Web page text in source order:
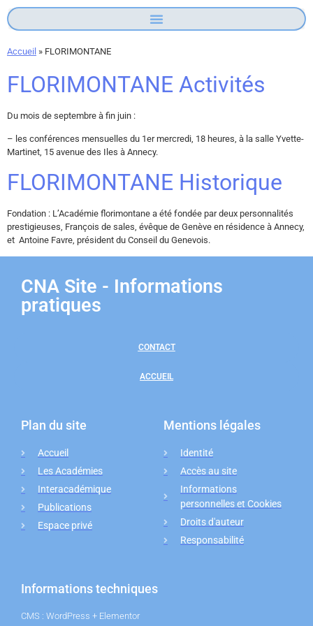
Accueil » FLORIMONTANE
FLORIMONTANE Activités
Du mois de septembre à fin juin :
– les conférences mensuelles du 1er mercredi, 18 heures, à la salle Yvette-
Martinet, 15 avenue des Iles à Annecy.
FLORIMONTANE Historique
Fondation : L’Académie florimontane a été fondée par deux personnalités
prestigieuses, François de sales, évêque de Genève en résidence à Annecy,
et Antoine Favre, président du Conseil du Genevois.
CNA Site - Informations
pratiques
CONTACT
ACCUEIL
Plan du site
Accueil
Les Académies
Interacadémique
Publications
Espace privé
Mentions légales
Identité
Accès au site
Informations
personnelles et Cookies
Droits d'auteur
Responsabilité
Informations techniques
CMS : WordPress + Elementor